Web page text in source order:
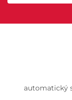
automatický